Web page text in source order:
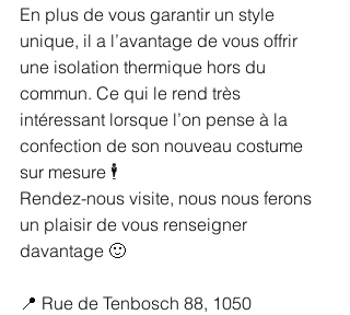
En plus de vous garantir un style
unique, il a l’avantage de vous offrir
une isolation thermique hors du
commun. Ce qui le rend très
intéressant lorsque l’on pense à la
confection de son nouveau costume
sur mesure 🕴
Rendez-nous visite, nous nous ferons
un plaisir de vous renseigner
davantage 🙂
📍 Rue de Tenbosch 88, 1050